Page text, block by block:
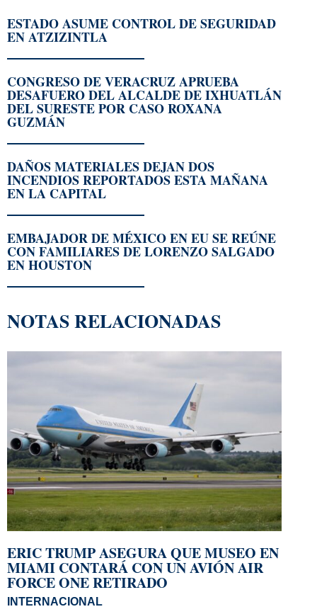
ESTADO ASUME CONTROL DE SEGURIDAD
EN ATZIZINTLA
CONGRESO DE VERACRUZ APRUEBA
DESAFUERO DEL ALCALDE DE IXHUATLÁN
DEL SURESTE POR CASO ROXANA
GUZMÁN
DAÑOS MATERIALES DEJAN DOS
INCENDIOS REPORTADOS ESTA MAÑANA
EN LA CAPITAL
EMBAJADOR DE MÉXICO EN EU SE REÚNE
CON FAMILIARES DE LORENZO SALGADO
EN HOUSTON
NOTAS RELACIONADAS
ERIC TRUMP ASEGURA QUE MUSEO EN
MIAMI CONTARÁ CON UN AVIÓN AIR
FORCE ONE RETIRADO
INTERNACIONAL